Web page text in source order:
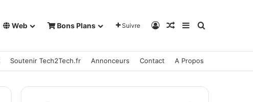
Web Bons Plans Suivre Connexion
Article Aléatoire
Sidebar (barre
Rechercher
Soutenir Tech2Tech.fr Annonceurs Contact A Propos